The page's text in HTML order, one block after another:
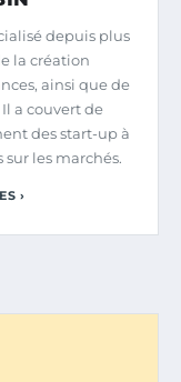
depuis plus
la création
ainsi que de
a couvert de
des start-up à
les marchés.
›